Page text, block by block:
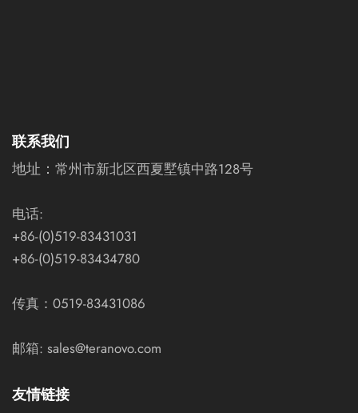
联系我们
地址： 常州市新北区西夏墅镇中路128号
电话:
+86-(0)519-83431031
+86-(0)519-83434780
传真：0519-83431086
邮箱: sales@teranovo.com
友情链接